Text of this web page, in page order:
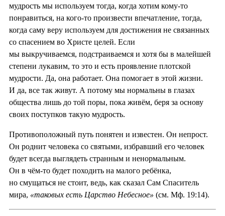
мудрость мы используем тогда, когда хотим кому-то
понравиться, на кого-то произвести впечатление, тогда,
когда саму веру используем для достижения не связанных
со спасением во Христе целей. Если
мы выкручиваемся, подстраиваемся и хотя бы в малейшей
степени лукавим, то это и есть проявление плотской
мудрости. Да, она работает. Она помогает в этой жизни.
И да, все так живут. А потому мы нормальны в глазах
общества лишь до той поры, пока живём, беря за основу
своих поступков такую мудрость.
Противоположный путь понятен и известен. Он непрост.
Он роднит человека со святыми, избравший его человек
будет всегда выглядеть странным и ненормальным.
Он в чём-то будет походить на малого ребёнка,
но смущаться не стоит, ведь, как сказал Сам Спаситель
мира, «таковых есть Царство Небесное» (см. Мф. 19:14).